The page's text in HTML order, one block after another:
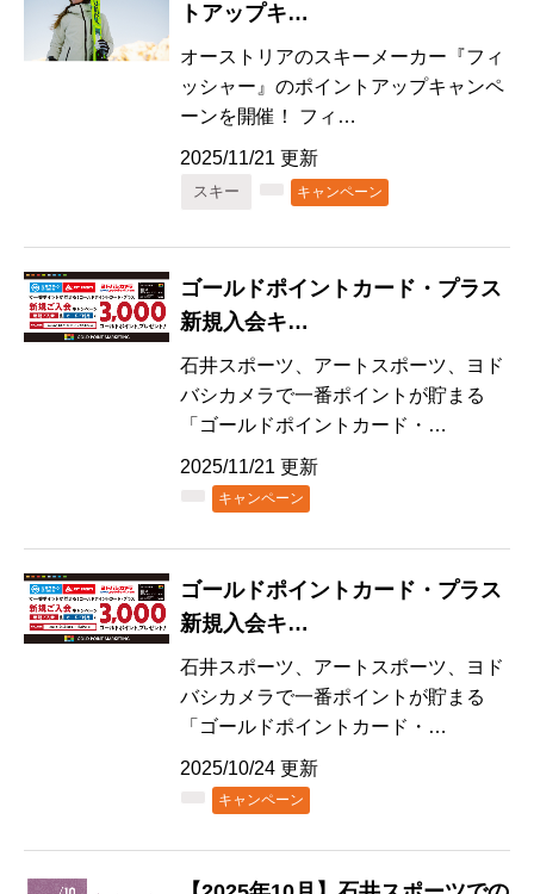
トアップキ…
オーストリアのスキーメーカー『フィ
ッシャー』のポイントアップキャンペ
ーンを開催！ フィ…
2025/11/21 更新
スキー キャンペーン
ゴールドポイントカード・プラス
新規入会キ…
石井スポーツ、アートスポーツ、ヨド
バシカメラで一番ポイントが貯まる
「ゴールドポイントカード・…
2025/11/21 更新
キャンペーン
ゴールドポイントカード・プラス
新規入会キ…
石井スポーツ、アートスポーツ、ヨド
バシカメラで一番ポイントが貯まる
「ゴールドポイントカード・…
2025/10/24 更新
キャンペーン